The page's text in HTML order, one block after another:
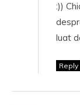
:))
luat
Reply